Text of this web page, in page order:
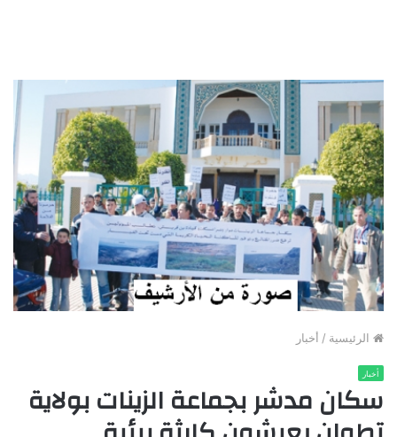
الرئيسية / أخبار
أخبار
سكان مدشر بجماعة الزينات بولاية